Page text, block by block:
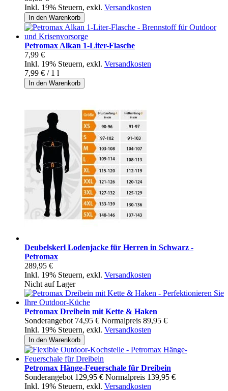
Inkl. 19% Steuern, exkl. Versandkosten
In den Warenkorb
Petromax Alkan 1-Liter-Flasche
7,99 €
Inkl. 19% Steuern, exkl. Versandkosten
7,99 € / 1 l
In den Warenkorb
Deubelskerl Lodenjacke für Herren in Schwarz -
Petromax
289,95 €
Inkl. 19% Steuern, exkl. Versandkosten
Nicht auf Lager
Petromax Dreibein mit Kette & Haken
Sonderangebot 74,95 € Normalpreis 89,95 €
Inkl. 19% Steuern, exkl. Versandkosten
In den Warenkorb
Petromax Hänge-Feuerschale für Dreibein
Sonderangebot 129,95 € Normalpreis 139,95 €
Inkl. 19% Steuern, exkl. Versandkosten